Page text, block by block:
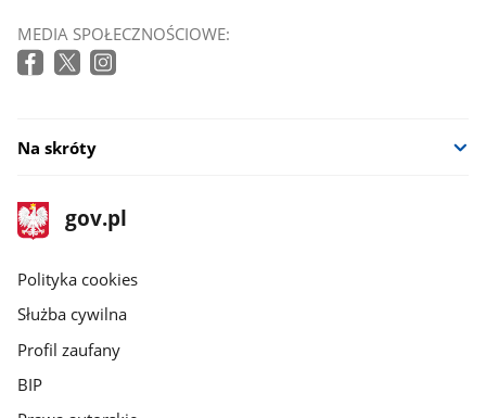
MEDIA SPOŁECZNOŚCIOWE:
Na skróty
stopka
gov.pl
Strona
gov.pl
gov.pl
Polityka cookies
Służba cywilna
Profil zaufany
BIP